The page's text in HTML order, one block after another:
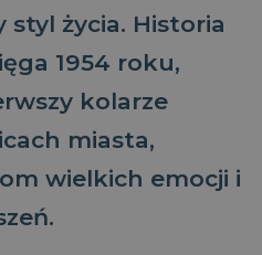
życia. Historia
1954 roku,
kolarze
miasta,
wielkich emocji i